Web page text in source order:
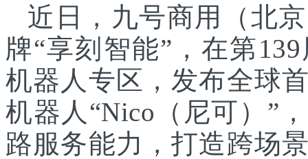
近日，九号商用（北
牌“享刻智能”，在第
机器人专区，发布全球
机器人“Nico（尼可）”
路服务能力，打造跨场